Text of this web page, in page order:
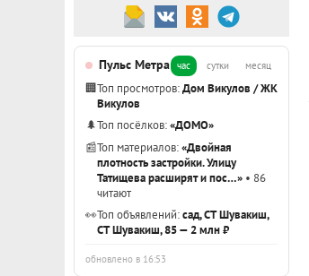
Пульс Метра час сутки месяц
🏢Топ просмотров:Дом Викулов / ЖК
Викулов
🌲Топ посёлков:«ДОМО»
📰Топ материалов:«Двойная
плотность застройки. Улицу
Татищева расширят и пос…» • 86
читают
👀Топ объявлений:сад, СТ Шувакиш,
СТ Шувакиш, 85 — 2 млн ₽
обновлено в 16:53